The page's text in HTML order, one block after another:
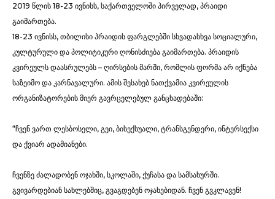
2019 წლის 18-23 ივნისს, საქართველოში პირველად, პრაიდი
გაიმართება.
18-23 ივნისს, თბილისი პრაიდის ფარგლებში სხვადასხვა სოციალური,
კულტურული და პოლიტიკური ღონისძიება გაიმართება. პრაიდის
კვირეულს დაასრულებს – ღირსების მარში, რომლის ფორმა არ იქნება
საზეიმო და კარნავალური. ამის შესახებ ნათქვამია კვირეულის
ორგანიზატორების მიერ გავრცელებულ განცხადებაში:
“ჩვენ ვართ ლესბოსელი, გეი, ბისექსუალი, ტრანსგენდერი, ინტერსექსი
და ქვიარ ადამიანები.
ჩვენზე ძალადობენ ოჯახში, სკოლაში, ქუჩასა და სამსახურში.
გვივარდებიან სახლებშიც, გვაგდებენ ოჯახებიდან. ჩვენ გვკლავენ!